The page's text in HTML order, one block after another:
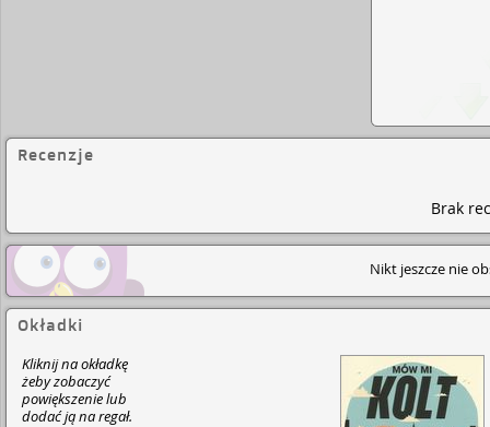
Recenzje
Brak
Nikt jeszcze nie
Okładki
Kliknij na okładkę
żeby zobaczyć
powiększenie lub
dodać ją na regał.